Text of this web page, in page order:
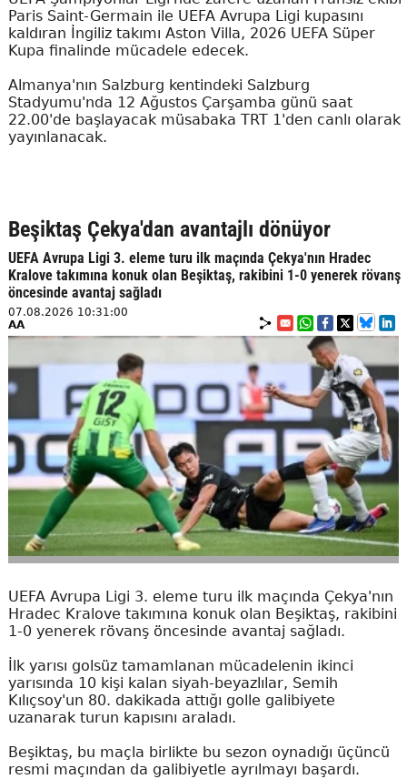
Paris Saint-Germain ile UEFA Avrupa Ligi kupasını
kaldıran İngiliz takımı Aston Villa, 2026 UEFA Süper
Kupa finalinde mücadele edecek.
Almanya'nın Salzburg kentindeki Salzburg
Stadyumu'nda 12 Ağustos Çarşamba günü saat
22.00'de başlayacak müsabaka TRT 1'den canlı olarak
yayınlanacak.
Beşiktaş Çekya'dan avantajlı dönüyor
UEFA Avrupa Ligi 3. eleme turu ilk maçında Çekya'nın Hradec
Kralove takımına konuk olan Beşiktaş, rakibini 1-0 yenerek rövanş
öncesinde avantaj sağladı
07.08.2026 10:31:00
AA
UEFA Avrupa Ligi 3. eleme turu ilk maçında Çekya'nın
Hradec Kralove takımına konuk olan Beşiktaş, rakibini
1-0 yenerek rövanş öncesinde avantaj sağladı.
İlk yarısı golsüz tamamlanan mücadelenin ikinci
yarısında 10 kişi kalan siyah-beyazlılar, Semih
Kılıçsoy'un 80. dakikada attığı golle galibiyete
uzanarak turun kapısını araladı.
Beşiktaş, bu maçla birlikte bu sezon oynadığı üçüncü
resmi maçından da galibiyetle ayrılmayı başardı.